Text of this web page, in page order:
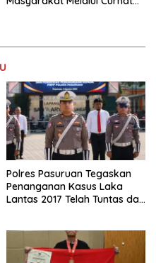
Polres Pasuruan Tegaskan
Penanganan Kasus Laka
Lantas 2017 Telah Tuntas dan